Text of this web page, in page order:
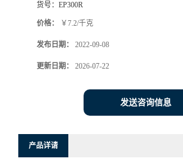
系
货号： EP300R
价格： ￥7.2/千克
发布日期： 2022-09-08
更新日期： 2026-07-22
发送咨询信息
产品详请